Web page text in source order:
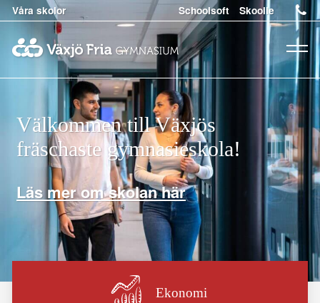
Våra skolor Schoolsoft Skoolie
Meny
Växjö Fria Gymnasium
Välkommen till Växjös
fräschaste gymnasieskola!
Läs mer om skolan här
Ekonomi